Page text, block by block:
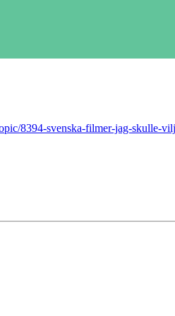
8394-svenska-filmer-jag-skulle-